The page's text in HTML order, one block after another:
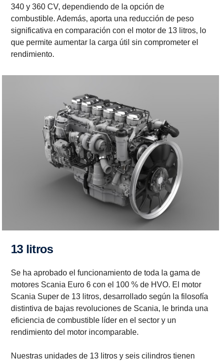
340 y 360 CV, dependiendo de la opción de
combustible. Además, aporta una reducción de peso
significativa en comparación con el motor de 13 litros, lo
que permite aumentar la carga útil sin comprometer el
rendimiento.
13 litros
Se ha aprobado el funcionamiento de toda la gama de
motores Scania Euro 6 con el 100 % de HVO. El motor
Scania Super de 13 litros, desarrollado según la filosofía
distintiva de bajas revoluciones de Scania, le brinda una
eficiencia de combustible líder en el sector y un
rendimiento del motor incomparable.
Nuestras unidades de 13 litros y seis cilindros tienen